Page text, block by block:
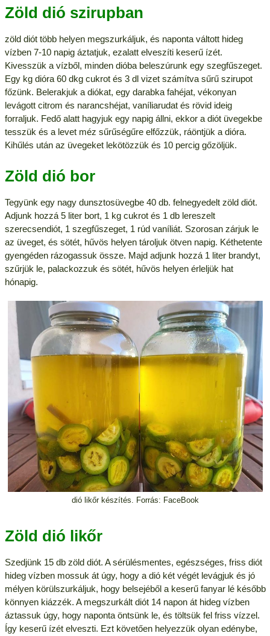
Zöld dió szirupban
zöld diót több helyen megszurkáljuk, és naponta váltott hideg
vízben 7-10 napig áztatjuk, ezalatt elveszíti keserű ízét.
Kivesszük a vízből, minden dióba beleszúrunk egy szegfűszeget.
Egy kg dióra 60 dkg cukrot és 3 dl vizet számítva sűrű szirupot
főzünk. Belerakjuk a diókat, egy darabka fahéjat, vékonyan
levágott citrom és narancshéjat, vaníliarudat és rövid ideig
forraljuk. Fedő alatt hagyjuk egy napig állni, ekkor a diót üvegekbe
tesszük és a levet méz sűrűségűre elfőzzük, ráöntjük a dióra.
Kihűlés után az üvegeket lekötözzük és 10 percig gőzöljük.
Zöld dió bor
Tegyünk egy nagy dunsztosüvegbe 40 db. felnegyedelt zöld diót.
Adjunk hozzá 5 liter bort, 1 kg cukrot és 1 db lereszelt
szerecsendiót, 1 szegfűszeget, 1 rúd vaníliát. Szorosan zárjuk le
az üveget, és sötét, hűvös helyen tároljuk ötven napig. Kéthetente
gyengéden rázogassuk össze. Majd adjunk hozzá 1 liter brandyt,
szűrjük le, palackozzuk és sötét, hűvös helyen érleljük hat
hónapig.
dió likőr készítés. Forrás: FaceBook
Zöld dió likőr
Szedjünk 15 db zöld diót. A sérülésmentes, egészséges, friss diót
hideg vízben mossuk át úgy, hogy a dió két végét levágjuk és jó
mélyen körülszurkáljuk, hogy belsejéből a keserű fanyar lé később
könnyen kiázzék. A megszurkált diót 14 napon át hideg vízben
áztassuk úgy, hogy naponta öntsünk le, és töltsük fel friss vízzel.
Így keserű ízét elveszti. Ezt követően helyezzük olyan edénybe,